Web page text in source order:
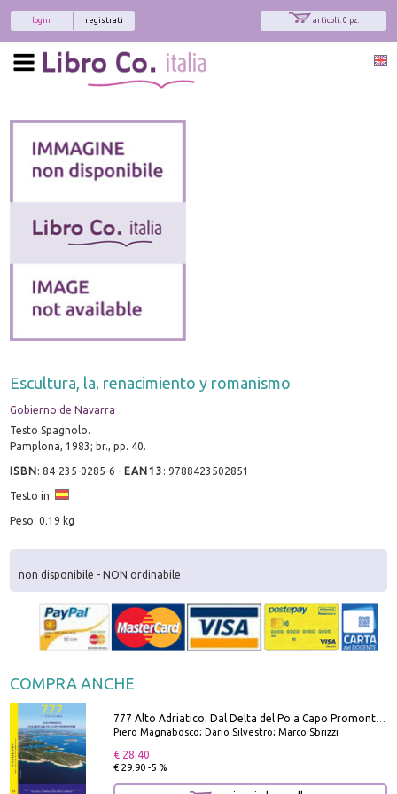
articoli: 0 pz.
registrati
login
Escultura, la. renacimiento y romanismo
Gobierno de Navarra
Testo Spagnolo.
Pamplona, 1983; br., pp. 40.
ISBN:84-235-0285-6 - EAN13 :9788423502851
Testo in:
Peso: 0.19 kg
non disponibile - NON ordinabile
COMPRA ANCHE
777 Alto Adriatico. Dal Delta del Po a Capo Promontore. Con QR Code
Piero Magnabosco; Dario Silvestro; Marco Sbrizzi
€ 28.40
€ 29.90 -5 %